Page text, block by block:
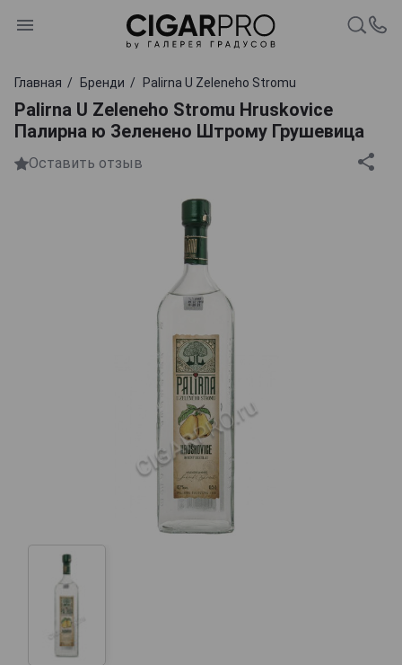
Главная Бренди Palirna U Zeleneho Stromu
Palirna U Zeleneho Stromu Hruskovice
Палирна ю Зеленено Штрому Грушевица
Оставить отзыв